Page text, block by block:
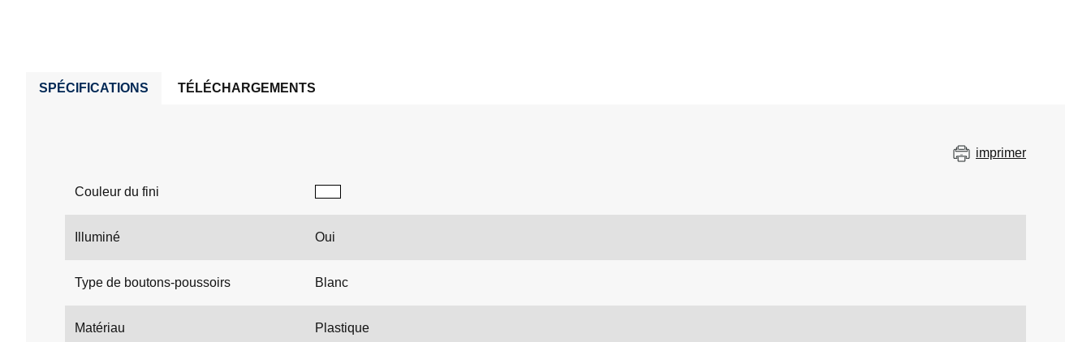
SPÉCIFICATIONS TÉLÉCHARGEMENTS
imprimer
Couleur du fini
Illuminé Oui
Type de boutons-poussoirs Blanc
Matériau Plastique